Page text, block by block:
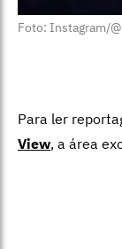
Foto: Instagram/
Para ler
View, a área